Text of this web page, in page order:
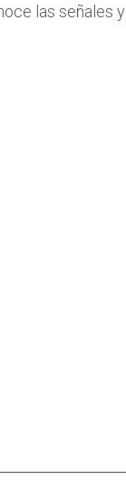
las señales